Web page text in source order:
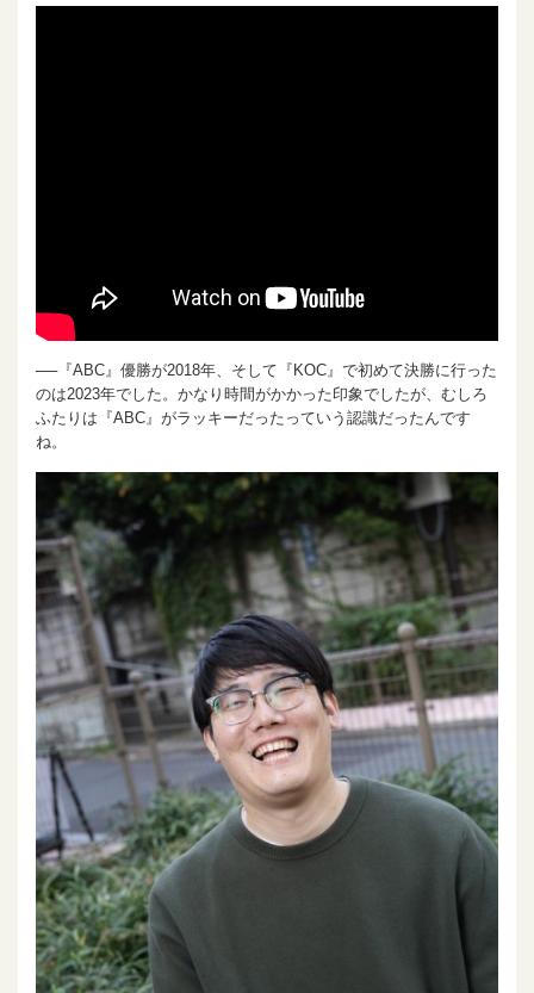
──『ABC』優勝が2018年、そして『KOC』で初めて決勝に行った
のは2023年でした。かなり時間がかかった印象でしたが、むしろ
ふたりは『ABC』がラッキーだったっていう認識だったんです
ね。